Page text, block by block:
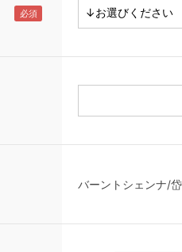
バーントシェンナ/